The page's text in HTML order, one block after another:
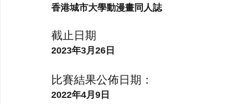
香港城市大學動漫畫同人誌
截止日期
2023年3月26日
比賽結果公佈日期：
2022年4月9日